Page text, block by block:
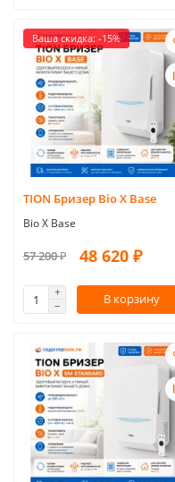
Ваша скидка: -15%
TION Бризер Bio X Base
Bio X Base
57 200 ₽ 48 620 ₽
В корзину